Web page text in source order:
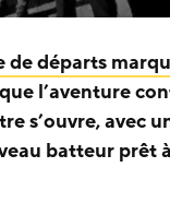
de départs
l’aventure
s’ouvre, avec
batteur prêt